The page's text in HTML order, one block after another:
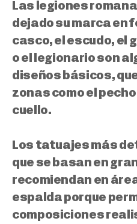
Las legiones
dejado su marca en
casco, el escudo, el
o el legionario son
diseños básicos,
zonas como el
cuello.
Los tatuajes más
que se basan en
recomiendan en
espalda porque
composiciones